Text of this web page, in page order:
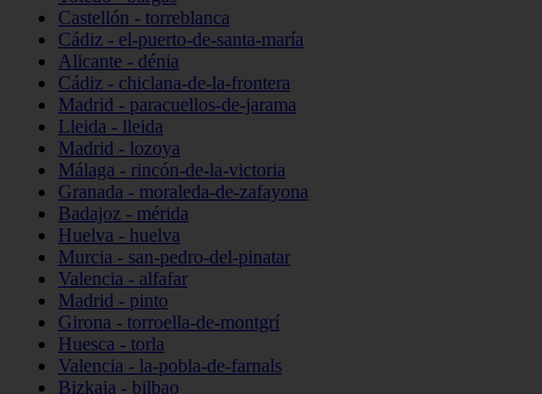
Castellón - torreblanca
Cádiz - el-puerto-de-santa-maría
Alicante - dénia
Cádiz - chiclana-de-la-frontera
Madrid - paracuellos-de-jarama
Lleida - lleida
Madrid - lozoya
Málaga - rincón-de-la-victoria
Granada - moraleda-de-zafayona
Badajoz - mérida
Huelva - huelva
Murcia - san-pedro-del-pinatar
Valencia - alfafar
Madrid - pinto
Girona - torroella-de-montgrí
Huesca - torla
Valencia - la-pobla-de-farnals
Bizkaia - bilbao